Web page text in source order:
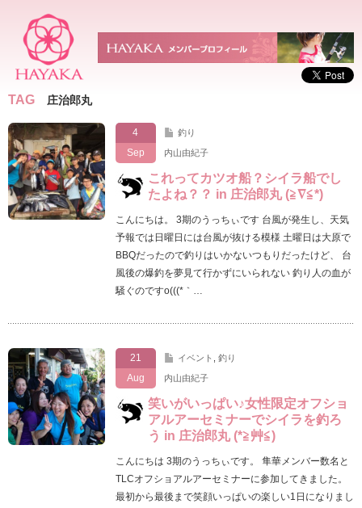
TAG 庄治郎丸
4
Sep
釣り
内山由紀子
これってカツオ船？シイラ船でし
たよね？？ in 庄治郎丸 (≧∇≦*)
こんにちは。 3期のうっちぃです 台風が発生し、天気
予報では日曜日には台風が抜ける模様 土曜日は大原で
BBQだったので釣りはいかないつもりだったけど、 台
風後の爆釣を夢見て行かずにいられない 釣り人の血が
騒ぐのですo(((*｀…
21
Aug
イベント 釣り
内山由紀子
笑いがいっぱい♪女性限定オフショ
アルアーセミナーでシイラを釣ろ
う in 庄治郎丸 (*≧艸≦)
こんにちは 3期のうっちぃです。 隼華メンバー数名と
TLCオフショアルアーセミナーに参加してきました。
最初から最後まで笑顔いっぱいの楽しい1日になりまし